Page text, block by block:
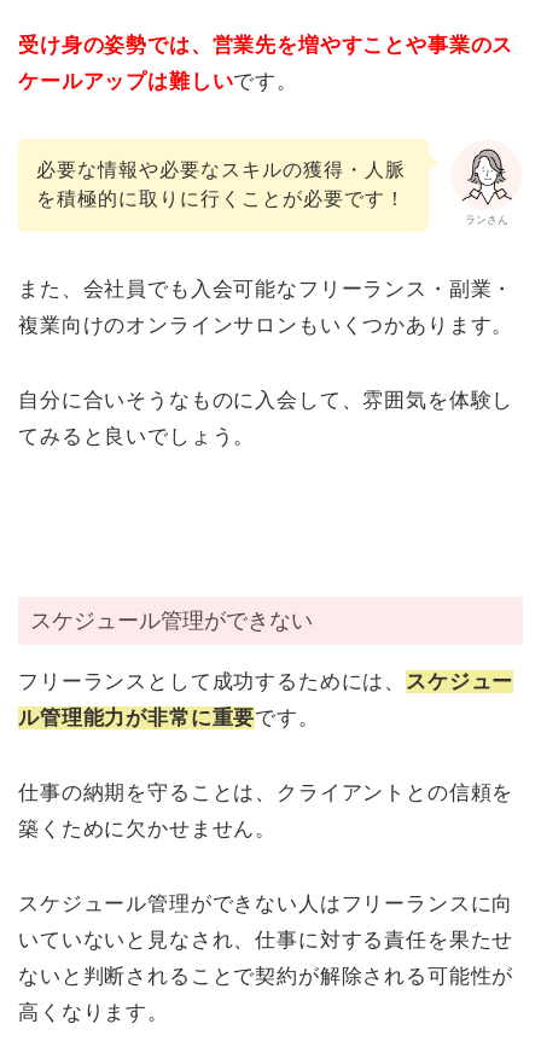
受け身の姿勢では、営業先を増やすことや事業のス
ケールアップは難しいです。
ランさん
必要な情報や必要なスキルの獲得・人脈
を積極的に取りに行くことが必要です！
また、会社員でも入会可能なフリーランス・副業・
複業向けのオンラインサロンもいくつかあります。
自分に合いそうなものに入会して、雰囲気を体験し
てみると良いでしょう。
スケジュール管理ができない
フリーランスとして成功するためには、 スケジュー
ル管理能力が非常に重要です。
仕事の納期を守ることは、クライアントとの信頼を
築くために欠かせません。
スケジュール管理ができない人はフリーランスに向
いていないと見なされ、仕事に対する責任を果たせ
ないと判断されることで契約が解除される可能性が
高くなります。